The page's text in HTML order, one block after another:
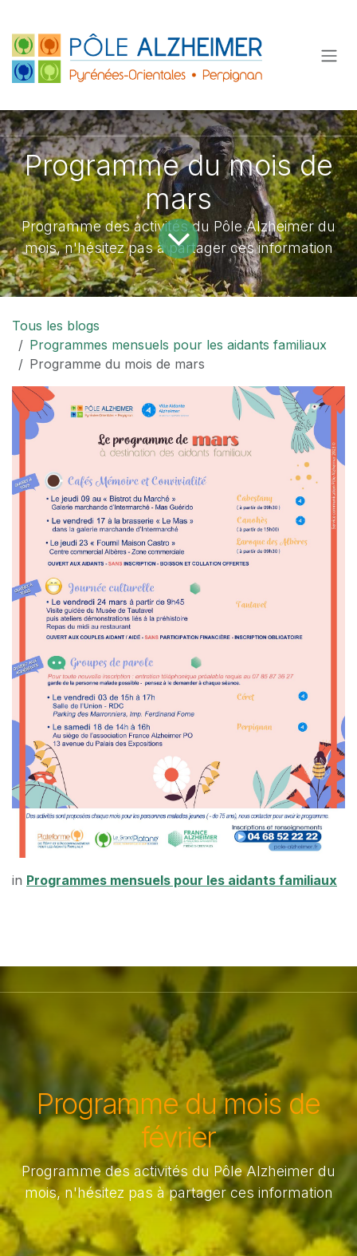
Programme du mois de
mars
Programme des activités du Pôle Alzheimer du
mois, n'hésitez pas à partager ces information
Tous les blogs
Programmes mensuels pour les aidants familiaux
Programme du mois de mars
in Programmes mensuels pour les aidants familiaux
Programme du mois de
février
Programme des activités du Pôle Alzheimer du
mois, n'hésitez pas à partager ces information